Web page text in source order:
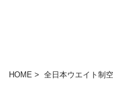
HOME > 全日本ウエイト制